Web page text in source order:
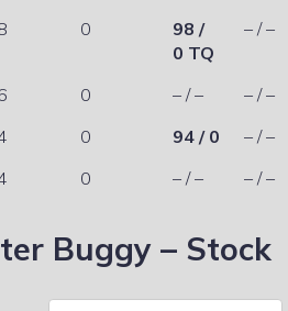
0
98 /
0 TQ
– / –
0 – / –
– / –
0 94 / 0
– / –
0 – / – – / –
Buggy – Stock